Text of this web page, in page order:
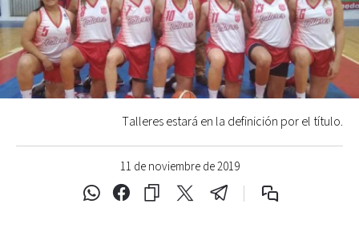
11 de noviembre de 2019
Talleres estará en la definición por el título.